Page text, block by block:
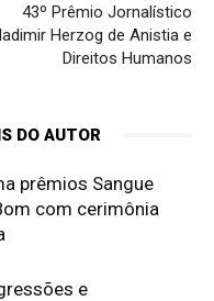
43º Prêmio Jornalístico
Herzog de Anistia e
Direitos Humanos
DO AUTOR
prêmios Sangue
com cerimônia
e